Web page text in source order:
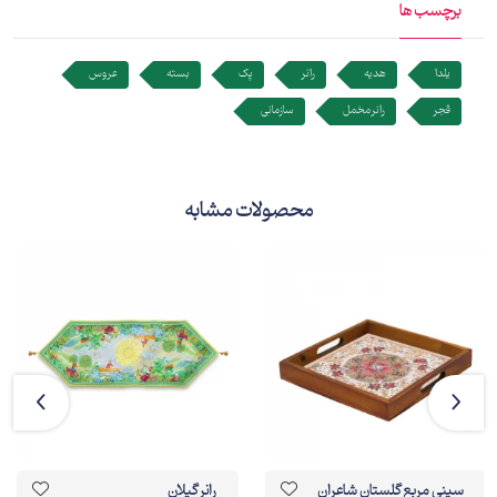
ارتفاع 7 سانتی‌متر است. شما می‌توانید انواع تنقلات، شکلات و
نوشیدنی‌های مانند قهوه، دمنوش و چای را در این محصول قرار دهید.
کند. این مسئله فقط به برنامه‌های کاری و روزمره محدود نمی‌شود؛ بلکه
شامل محیط اطراف و وسایل تشکیل‌دهندۀ آن نیز می‌شود. گاهی تغییر
دکوراسیون می‌تواند این یکنواختی را از بین ببرد و گاهی اضافه‌کردن یک
برچسب ها
یلدا هدیه رانر پک بسته
عروس
قجر
رانر مخمل سازمانی
محصولات مشابه
سینی مربع گلستان شاعران رانر گیلان